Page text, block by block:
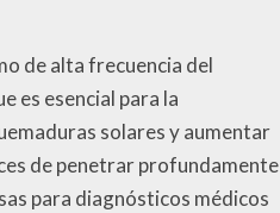
de alta frecuencia del
es esencial para la
solares y aumentar
de penetrar profundamente
para diagnósticos médicos